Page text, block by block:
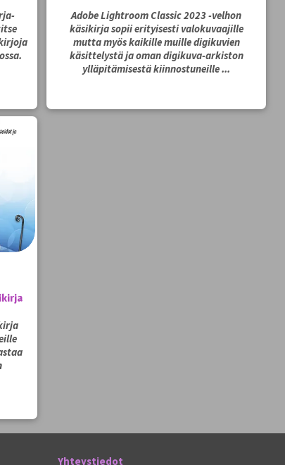
Adobe Lightroom Classic 2023 -velhon
käsikirja sopii erityisesti valokuvaajille
mutta myös kaikille muille digikuvien
käsittelystä ja oman digikuva-arkiston
ylläpitämisestä kiinnostuneille ...
Yhteystiedot